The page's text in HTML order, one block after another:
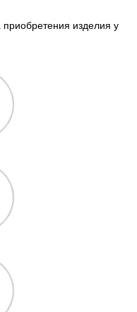
приобретения изделия у